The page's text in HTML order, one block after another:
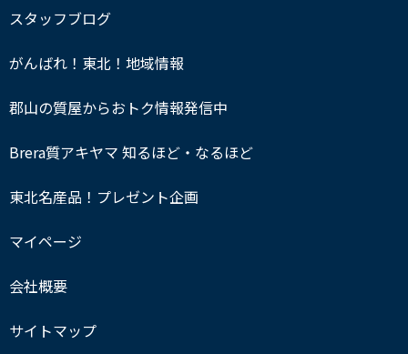
スタッフブログ
がんばれ！東北！地域情報
郡山の質屋からおトク情報発信中
Brera質アキヤマ 知るほど・なるほど
東北名産品！プレゼント企画
マイページ
会社概要
サイトマップ